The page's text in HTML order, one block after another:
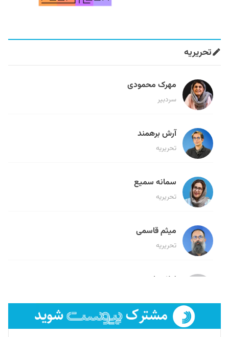
تحریریه
مهرک محمودی
سردبیر
آرش برهمند
تحریریه
سمانه سمیع
تحریریه
میثم قاسمی
تحریریه
لیلا حنارود
فائزه فتحی رستمی